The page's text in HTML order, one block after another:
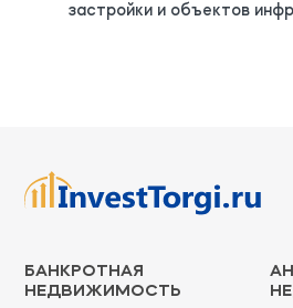
застройки и объектов
БАНКРОТНАЯ
НЕДВИЖИМОСТЬ